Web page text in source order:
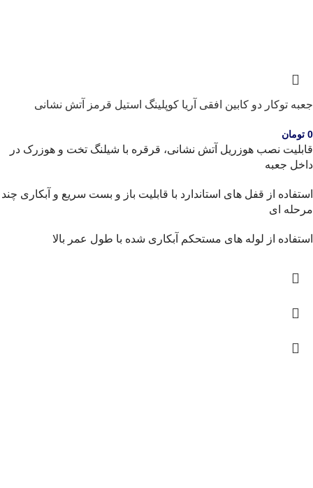
جعبه توکار دو کابین افقی آریا کوپلینگ استیل قرمز آتش نشانی
0 تومان
قابلیت نصب هوزریل آتش نشانی، قرقره با شیلنگ تخت و هوزرک در
داخل جعبه
استفاده از قفل های استاندارد با قابلیت باز و بست سریع و آبکاری چند
مرحله ای
استفاده از لوله های مستحکم آبکاری شده با طول عمر بالا